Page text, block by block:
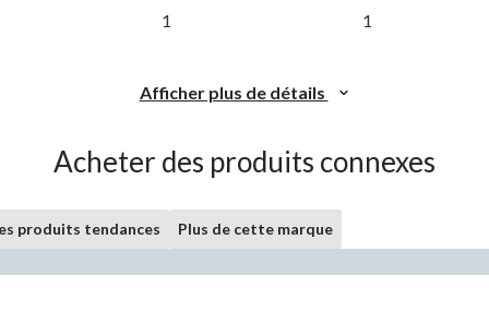
1 1
Afficher plus de détails
Acheter des produits connexes
produits tendances Plus de cette marque